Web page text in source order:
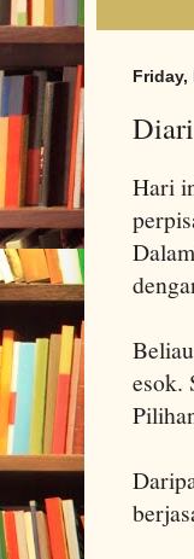
Friday,
Hari
esok.